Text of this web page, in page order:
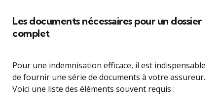
Les documents nécessaires pour un dossier
complet
Pour une indemnisation efficace, il est indispensable
de fournir une série de documents à votre assureur.
Voici une liste des éléments souvent requis :